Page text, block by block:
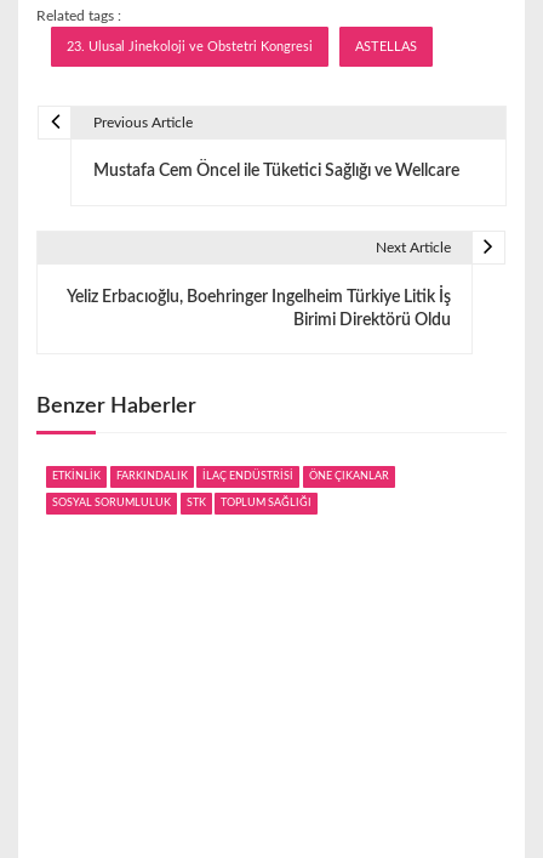
Related tags :
23. Ulusal Jinekoloji ve Obstetri Kongresi ASTELLAS
z
n
Previous Article
Mustafa Cem Öncel ile Tüketici Sağlığı ve Wellcare
Next Article
Yeliz Erbacıoğlu, Boehringer Ingelheim Türkiye Litik İş
Birimi Direktörü Oldu
Benzer Haberler
ETKİNLİK FARKINDALIK İLAÇ ENDÜSTRİSİ ÖNE ÇIKANLAR
SOSYAL SORUMLULUK STK TOPLUM SAĞLIĞI